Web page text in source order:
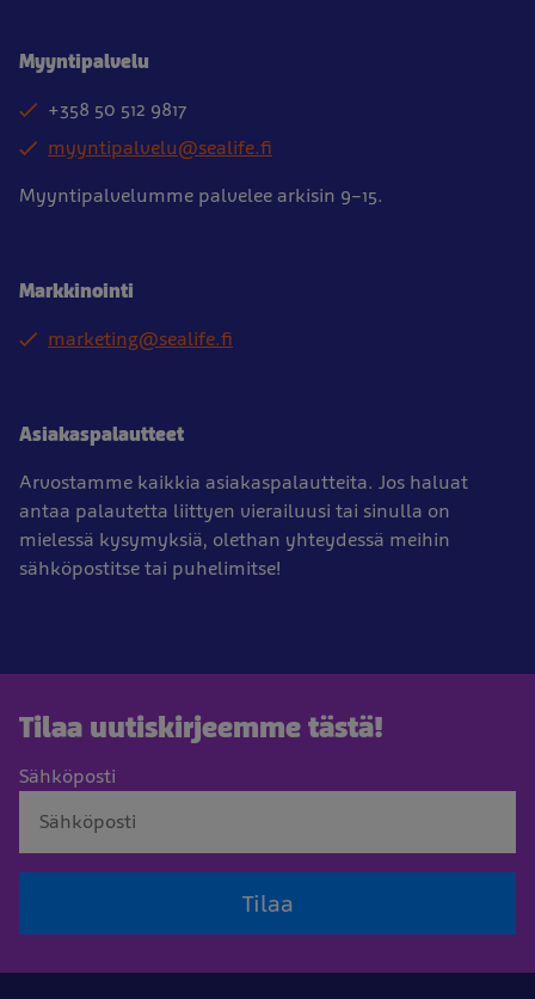
Myyntipalvelu
+358 50 512 9817
myyntipalvelu@sealife.fi
Myyntipalvelumme palvelee arkisin 9–15.
Markkinointi
marketing@sealife.fi
Asiakaspalautteet
Arvostamme kaikkia asiakaspalautteita. Jos haluat
antaa palautetta liittyen vierailuusi tai sinulla on
mielessä kysymyksiä, olethan yhteydessä meihin
sähköpostitse tai puhelimitse!
Tilaa uutiskirjeemme tästä!
Sähköposti
Tilaa